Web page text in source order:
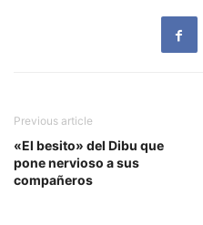
Previous article
«El besito» del Dibu que
pone nervioso a sus
compañeros